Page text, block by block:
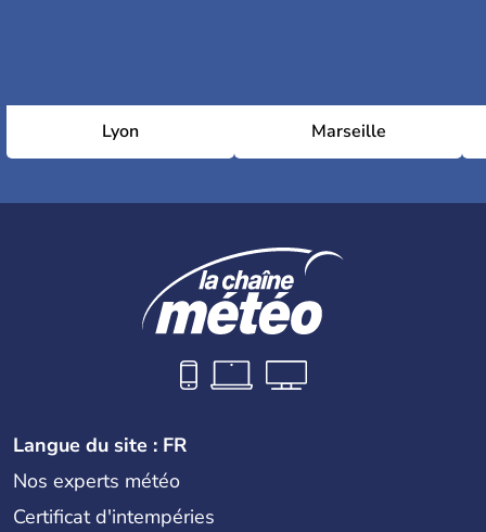
Lyon Marseille
Langue du site : FR
Nos experts météo
Certificat d'intempéries